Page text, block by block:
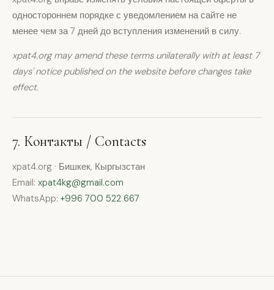
одностороннем порядке с уведомлением на сайте не
менее чем за 7 дней до вступления изменений в силу.
xpat4.org may amend these terms unilaterally with at least 7
days' notice published on the website before changes take
effect.
7. Контакты / Contacts
xpat4.org · Бишкек, Кыргызстан
Email: xpat4kg@gmail.com
WhatsApp: +996 700 522 667